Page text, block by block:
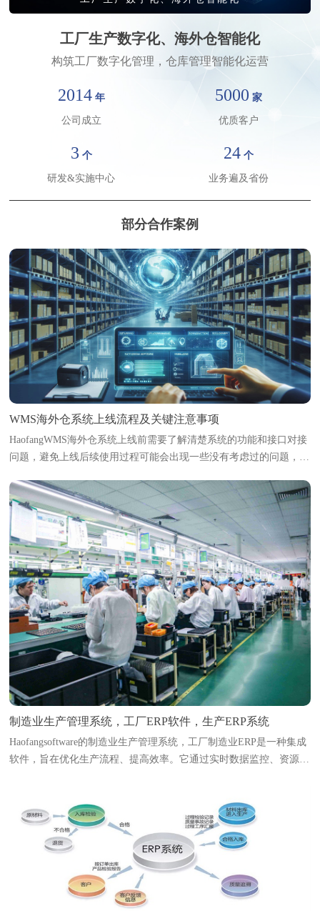
请输入关键词搜索
工厂生产数字化、海外仓智能化
构筑工厂数字化管理，仓库管理智能化运营
2014 年
公司成立
5000 家
优质客户
3 个
研发&实施中心
24 个
业务遍及省份
部分合作案例
WMS海外仓系统上线流程及关键注意事项
HaofangWMS海外仓系统上线前需要了解清楚系统的功能和接口对接
问题，避免上线后续使用过程可能会出现一些没有考虑过的问题，导
中的关键注意事项，帮助海外...
制造业生产管理系统，工厂ERP软件，生产ERP系统
Haofangsoftware的制造业生产管理系统，工厂制造业ERP是一种集成
软件，旨在优化生产流程、提高效率。它通过实时数据监控、资源调